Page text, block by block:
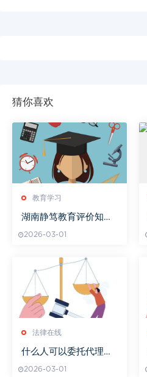
猜你喜欢
教育学习
湖南静笃教育评价知乎
2026-03-01
法律在线
什么人可以委托代理记
2026-03-01